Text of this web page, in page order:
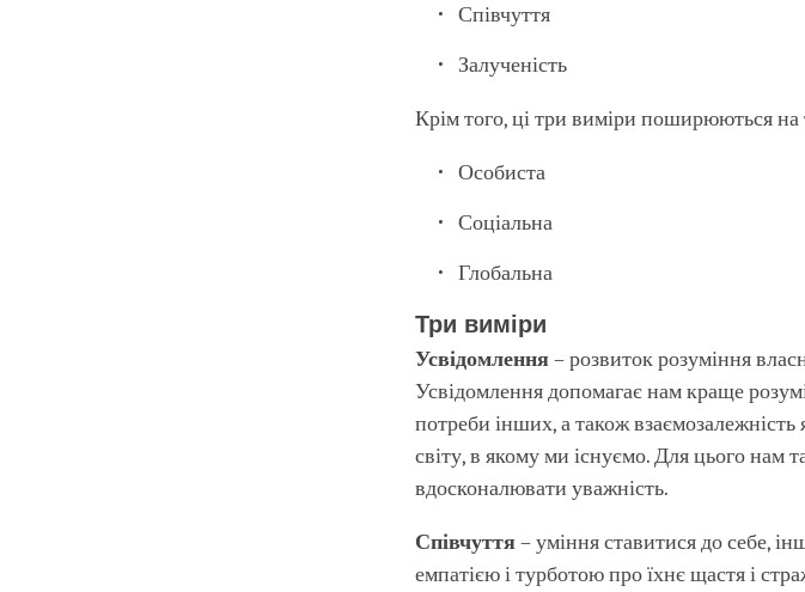
Співчуття
Залученість
Крім того, ці три виміри поширюються на
Особиста
Соціальна
Глобальна
Три виміри
Усвідомлення– розвиток розуміння
Усвідомлення допомагає нам краще
потреби інших, а також
світу, в якому ми існуємо. Для цього нам
вдосконалювати уважність.
Співчуття– уміння ставитися до себе,
емпатією і турботою про їхнє щастя і